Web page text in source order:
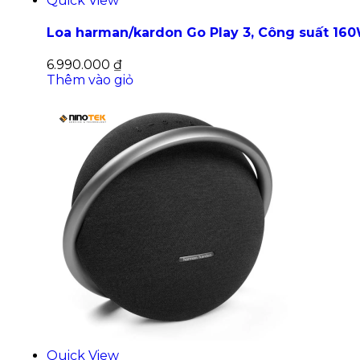
Loa harman/kardon Go Play 3, Công suất
6.990.000 ₫
Thêm vào giỏ
Quick View